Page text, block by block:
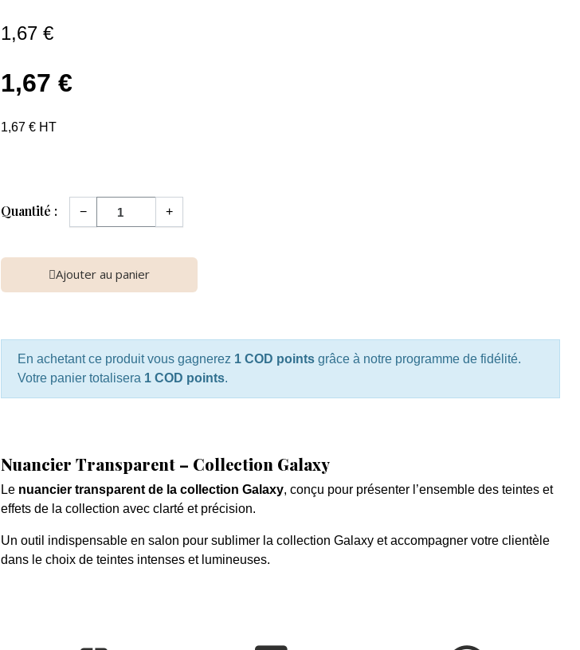
1,67 €
1,67 €
1,67 € HT
Quantité : − +
Ajouter au panier
En achetant ce produit vous gagnerez 1 COD pointsgrâce à notre programme de fidélité.
Votre panier totalisera 1 COD points.
Nuancier Transparent – Collection Galaxy
Le nuancier transparent de la collection Galaxy, conçu pour présenter l’ensemble des teintes et
effets de la collection avec clarté et précision.
Un outil indispensable en salon pour sublimer la collection Galaxy et accompagner votre clientèle
dans le choix de teintes intenses et lumineuses.